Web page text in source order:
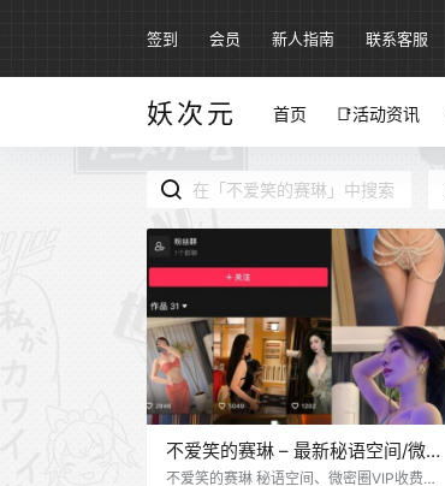
签到 会员 新人指南 联系客服
妖次元 首页 📑活动资讯
不爱笑的赛琳 – 最新秘语空间/微密
圈资源合集 – 100+套 – 2026更新
不爱笑的赛琳 秘语空间、微密圈VIP收费资